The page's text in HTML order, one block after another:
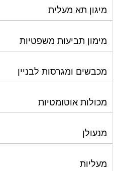
מיגון תא מעלית
מימון תביעות משפטיות
מכבשים ומגרסות לבניין
מכולות אוטומטיות
מנעולן
מעליות